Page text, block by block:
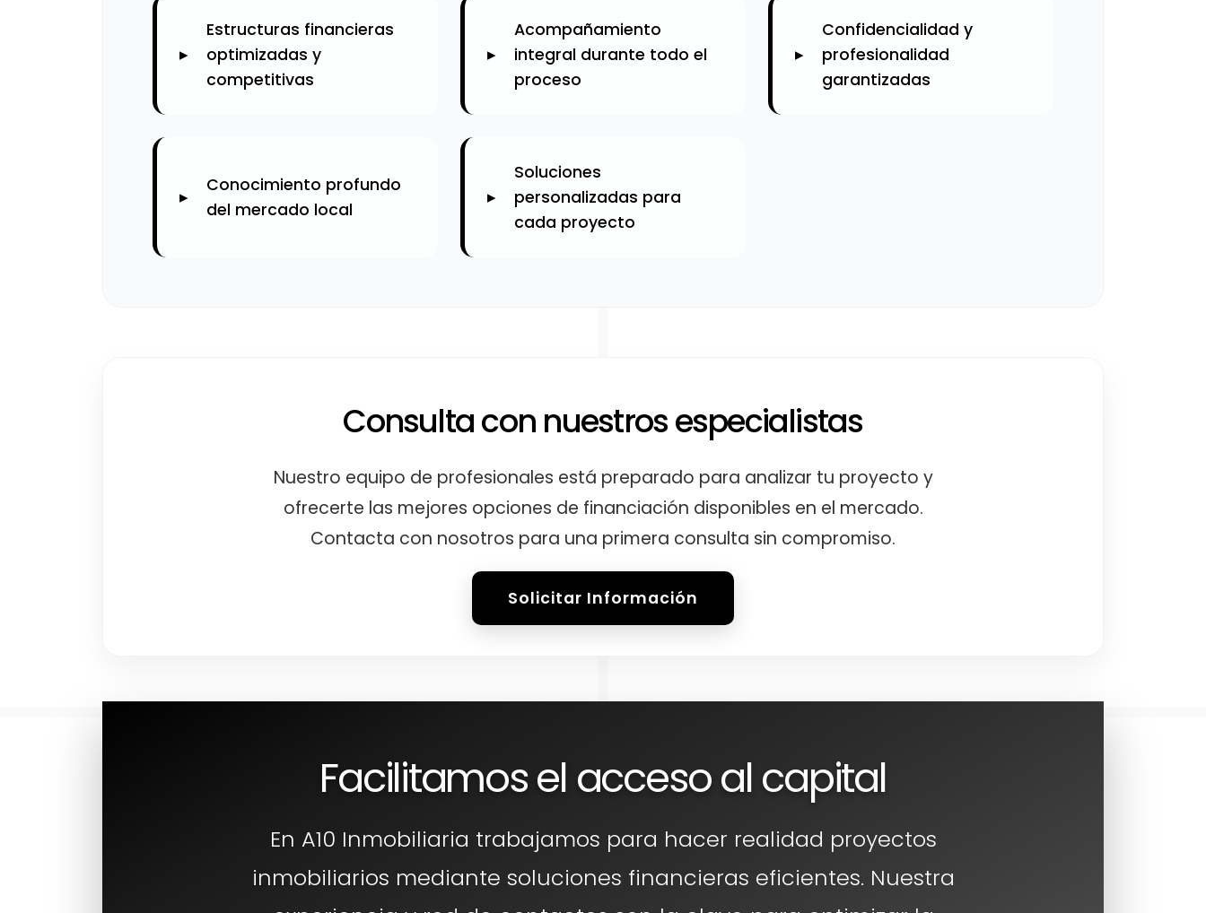
Estructuras financieras
optimizadas y
competitivas
Acompañamiento
integral durante todo el
proceso
Confidencialidad y
profesionalidad
garantizadas
Conocimiento profundo
del mercado local
Soluciones
personalizadas para
cada proyecto
Consulta con nuestros especialistas
Nuestro equipo de profesionales está preparado para analizar tu proyecto y
ofrecerte las mejores opciones de financiación disponibles en el mercado.
Contacta con nosotros para una primera consulta sin compromiso.
Solicitar Información
Facilitamos el acceso al capital
En A10 Inmobiliaria trabajamos para hacer realidad proyectos
inmobiliarios mediante soluciones financieras eficientes. Nuestra